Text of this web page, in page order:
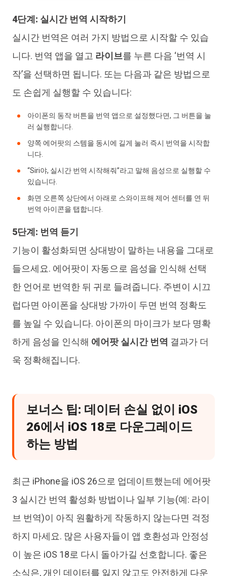
4단계: 실시간 번역 시작하기
실시간 번역은 여러 가지 방법으로 시작할 수 있습
니다. 번역 앱을 열고 라이브를 누른 다음 ‘번역 시
작’을 선택하면 됩니다. 또는 다음과 같은 방법으로
도 손쉽게 실행할 수 있습니다:
아이폰의 동작 버튼을 번역 앱으로 설정했다면, 그 버튼을 눌
러 실행합니다.
양쪽 에어팟의 스템을 동시에 길게 눌러 즉시 번역을 시작합
니다.
“Siri야, 실시간 번역 시작해줘”라고 말해 음성으로 실행할 수
있습니다.
화면 오른쪽 상단에서 아래로 스와이프해 제어 센터를 연 뒤
번역 아이콘을 탭합니다.
5단계: 번역 듣기
기능이 활성화되면 상대방이 말하는 내용을 그대로
들으세요. 에어팟이 자동으로 음성을 인식해 선택
한 언어로 번역한 뒤 귀로 들려줍니다. 주변이 시끄
럽다면 아이폰을 상대방 가까이 두면 번역 정확도
를 높일 수 있습니다. 아이폰의 마이크가 보다 명확
하게 음성을 인식해 에어팟 실시간 번역 결과가 더
욱 정확해집니다.
보너스 팁: 데이터 손실 없이 iOS
26에서 iOS 18로 다운그레이드
하는 방법
최근 iPhone을 iOS 26으로 업데이트했는데 에어팟
3 실시간 번역 활성화 방법이나 일부 기능(예: 라이
브 번역)이 아직 원활하게 작동하지 않는다면 걱정
하지 마세요. 많은 사용자들이 앱 호환성과 안정성
이 높은 iOS 18로 다시 돌아가길 선호합니다. 좋은
소식은, 개인 데이터를 잃지 않고도 안전하게 다운